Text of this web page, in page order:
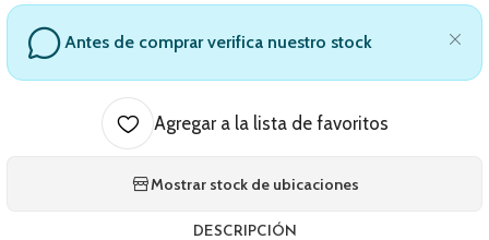
Antes de comprar verifica nuestro stock
Agregar a la lista de favoritos
Mostrar stock de ubicaciones
DESCRIPCIÓN